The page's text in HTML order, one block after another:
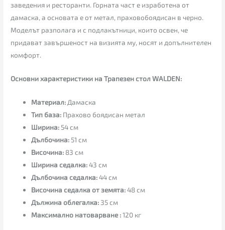
заведения и ресторанти. Горната част е изработена от
дамаска, а основата е от метал, праховобоядисан в черно.
Моделът разполага и с подлакътници, които освен, че
придават завършеност на визията му, носят и допълнителен
комфорт.
Основни характеристики на Трапезен стол WALDEN:
Материал: Дамаска
Тип база: Прахово боядисан метал
Ширина: 54 см
Дълбочина: 51 см
Височина: 83 см
Ширина седалка:43 см
Дълбочина седалка:44 см
Височина седалка от земята:48 см
Дължина облегалка: 35 см
Максимално натоварване :120 кг